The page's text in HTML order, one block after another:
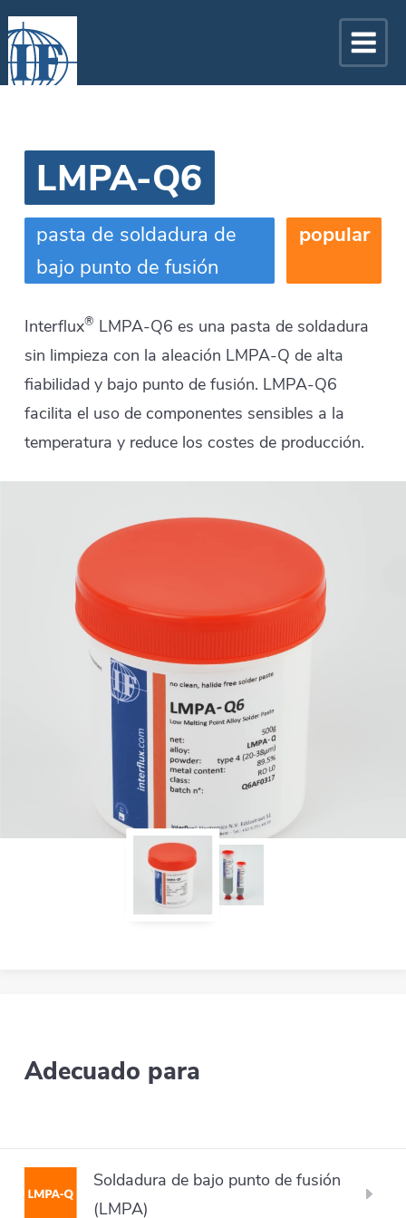
LMPA-Q6
pasta de soldadura de
bajo punto de fusión
popular
Interflux® LMPA-Q6 es una pasta de soldadura
sin limpieza con la aleación LMPA-Q de alta
fiabilidad y bajo punto de fusión. LMPA-Q6
facilita el uso de componentes sensibles a la
temperatura y reduce los costes de producción.
Adecuado para
Soldadura de bajo punto de fusión
(LMPA)